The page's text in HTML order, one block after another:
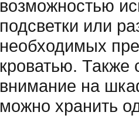
возможностью
подсветки или
необходимых
кроватью. Также
внимание на
можно хранить